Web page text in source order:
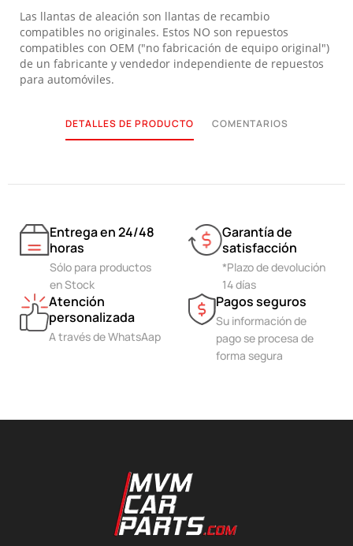
Las llantas de aleación son llantas de recambio
compatibles no originales. Estos NO son repuestos
compatibles con OEM ("no fabricación de equipo original")
de un fabricante y vendedor independiente de repuestos
para automóviles.
DETALLES DE PRODUCTO COMENTARIOS
Entrega en 24/48
horas
Sólo para productos
en Stock
Garantía de
satisfacción
*Plazo de devolución
14 días
Atención
personalizada
A través de WhatsAap
Pagos seguros
Su información de
pago se procesa de
forma segura